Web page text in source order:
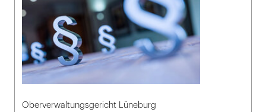
Oberverwaltungsgericht Lüneburg